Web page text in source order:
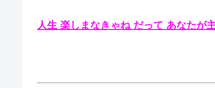
人生 楽しまなきゃね だって あなたが